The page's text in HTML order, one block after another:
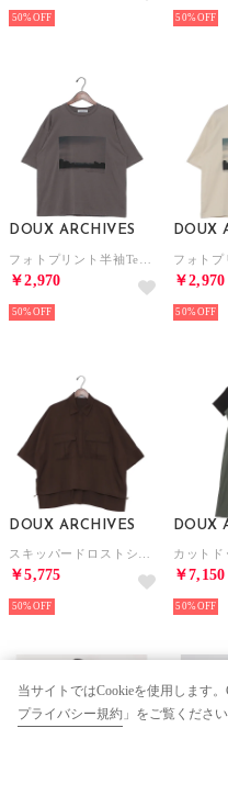
50% 50%
DOUX ARCHIVES
￥2,970
50%
DOUX
￥2,970
50%
DOUX ARCHIVES
￥5,775
50%
DOUX
￥7,150
50%
当サイトではCookieを使用します
プライバシー規約 」をご覧ください